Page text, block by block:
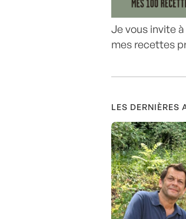
Je vous invite
mes recettes
LES DERNIÈRES